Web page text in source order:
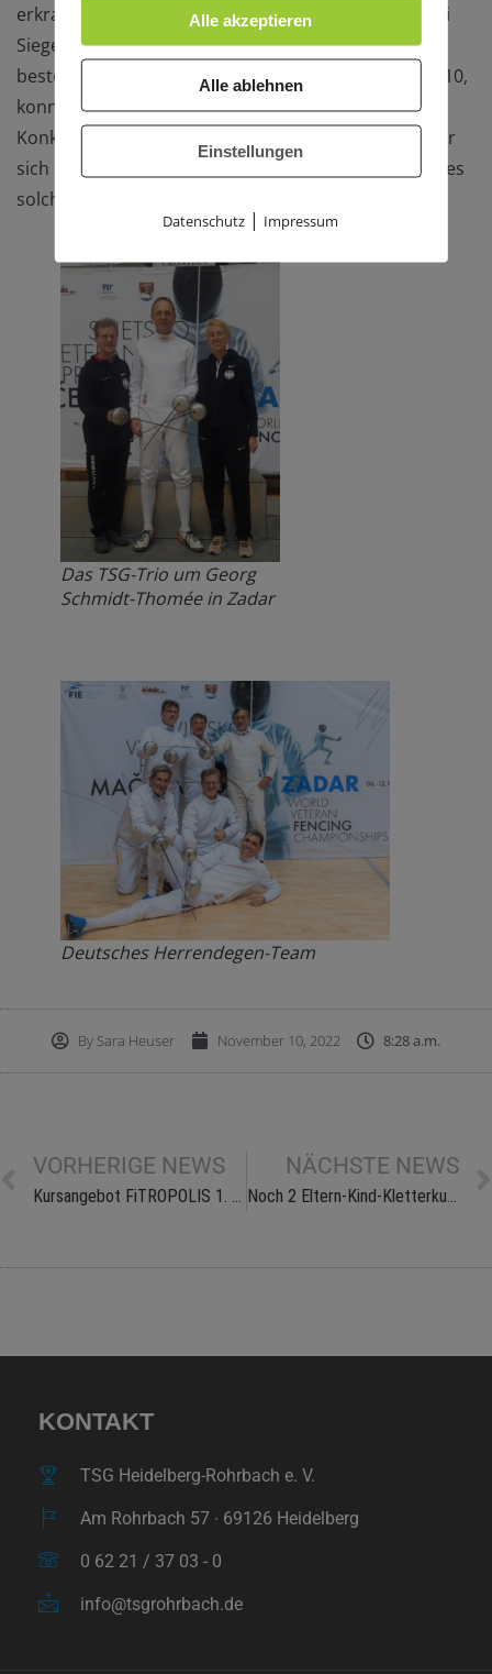
erkrankten Qualifizierten nachrücken und holte zwei
Siege in der Runde. Im folgenden Kampf gegen den
besten Kroaten Limov unterlag er denkbar knapp 9:10,
konnte aber bei seiner ersten WM immerhin 20
Konkurrenten im starken Feld der 50-er Klasse hinter
sich lassen und erstmals das internationale Flair eines
solchen Großereignisses erleben.
Das TSG-Trio um Georg
Schmidt-Thomée in Zadar
Deutsches Herrendegen-Team
By Sara Heuser November 10, 2022 8:28 a.m.
VORHERIGE NEWS NÄCHSTE NEWS
KONTAKT
TSG Heidelberg-Rohrbach e. V.
Am Rohrbach 57 ∙ 69126 Heidelberg
0 62 21 / 37 03 - 0
info@tsgrohrbach.de
Alle akzeptieren
Alle ablehnen
Einstellungen
Datenschutz | Impressum